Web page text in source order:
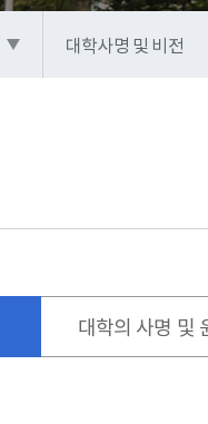
대학사명 및 비전
대학의 사명 및